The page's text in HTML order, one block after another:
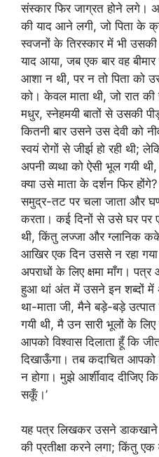
संस्कार फिर जाग्रत होने लगे।
की याद आने लगी, जो पिता के
स्वजनों के तिरस्कार में भी उसकी
याद आया, जब एक बार वह
आशा न थी, पर न तो पिता को
को। केवल माता थी, जो रात की
मधुर, स्नेहमयी बातों से उसकी
कितनी बार उसने उस देवी को
स्वयं रोगों से जीर्झ हो रही थी;
अपनी व्यथा को ऐसी भूल गयी
क्या उसे माता के दर्शन फिर
समुद्र-तट पर चला जाता और
करता। कई दिनों से उसे घर पर
थी, किंतु लज्जा और ग्लानिक
आखिर एक दिन उससे न रहा
अपराधों के लिए क्षमा माँग।
हुआ थां अंत में उसने इन शब्दों में
था-माता जी, मैने बड़े-बड़े
गयी थी, मै उन सारी भूलों के
आपको विश्वास दिलाता हूँ कि
दिखाऊँगा। तब कदाचित
न होगा। मुझे आर्शीवाद दीजिए
सकूँ।’
यह पत्र लिखकर उसने डाकखाने
की प्रतीक्षा करने लगा; किंतु